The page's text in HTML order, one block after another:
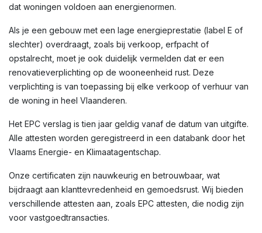
dat woningen voldoen aan energienormen.
Als je een gebouw met een lage energieprestatie (label E of
slechter) overdraagt, zoals bij verkoop, erfpacht of
opstalrecht, moet je ook duidelijk vermelden dat er een
renovatieverplichting op de wooneenheid rust. Deze
verplichting is van toepassing bij elke verkoop of verhuur van
de woning in heel Vlaanderen.
Het EPC verslag is tien jaar geldig vanaf de datum van uitgifte.
Alle attesten worden geregistreerd in een databank door het
Vlaams Energie- en Klimaatagentschap.
Onze certificaten zijn nauwkeurig en betrouwbaar, wat
bijdraagt aan klanttevredenheid en gemoedsrust. Wij bieden
verschillende attesten aan, zoals EPC attesten, die nodig zijn
voor vastgoedtransacties.